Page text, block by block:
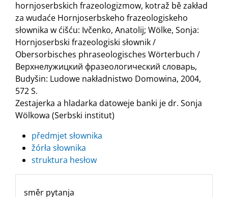
hornjoserbskich frazeologizmow, kotraž bě zakład
za wudaće Hornjoserbskeho frazeologiskeho
słownika w ćišću: Ivčenko, Anatolij; Wölke, Sonja:
Hornjoserbski frazeologiski słownik /
Obersorbisches phraseologisches Wörterbuch /
Верхнелужицкий фразеологический словарь,
Budyšin: Ludowe nakładnistwo Domowina, 2004,
572 S.
Zestajerka a hladarka datoweje banki je dr. Sonja
Wölkowa (Serbski institut)
předmjet słownika
žórła słownika
struktura hesłow
směr pytanja